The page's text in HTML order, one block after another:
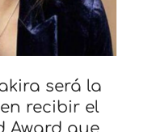
será la
recibir el
Award que